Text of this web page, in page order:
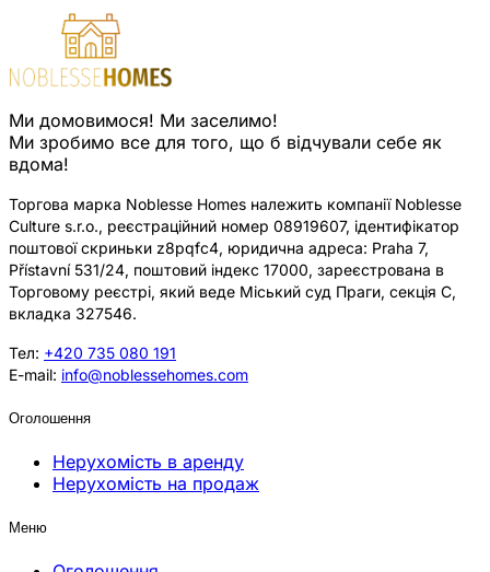
Ми домовимося! Ми заселимо!
Ми зробимо все для того, що б відчували себе як
вдома!
Торгова марка Noblesse Homes належить компанії Noblesse
Culture s.r.o., реєстраційний номер 08919607, ідентифікатор
поштової скриньки z8pqfc4, юридична адреса: Praha 7,
Přístavní 531/24, поштовий індекс 17000, зареєстрована в
Торговому реєстрі, який веде Міський суд Праги, секція C,
вкладка 327546.
Тел: +420 735 080 191
E-mail: info@noblessehomes.com
Оголошення
Нерухомість в аренду
Нерухомість на продаж
Меню